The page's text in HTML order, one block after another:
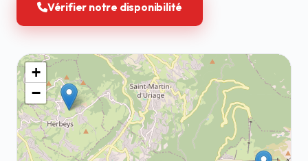
Vérifier notre disponibilité
+
−